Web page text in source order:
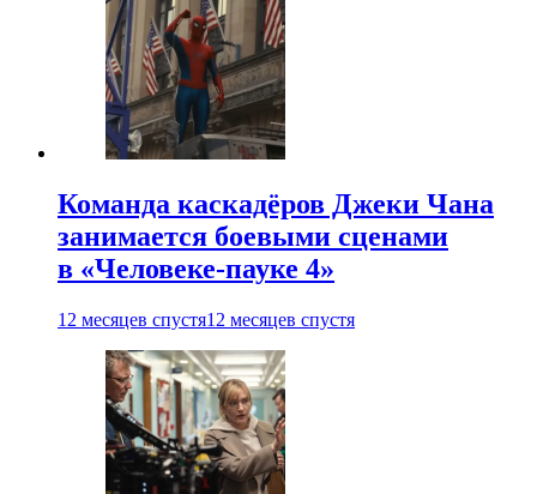
Команда каскадёров Джеки Чана
занимается боевыми сценами
в «Человеке-пауке 4»
12 месяцев спустя12 месяцев спустя